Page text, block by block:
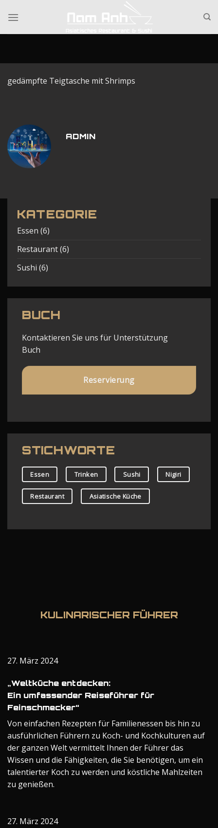
gedämpfte Teigtasche mit Shrimps
ADMIN
KATEGORIE
Essen (6)
Restaurant(6)
Sushi (6)
BUCH
Kontaktieren Sie uns für Unterstützung
Buch
Reservierung
STICHWORTE
Essen Trinken Sushi Nigiri
Restaurant Asiatische Küche
KULINARISCHER FÜHRER
27. März 2024
„Weltküche entdecken:
Ein umfassender Reiseführer für
Feinschmecker“
Von einfachen Rezepten für Familienessen bis hin zu
ausführlichen Führern zu Koch- und Kochkulturen auf
der ganzen Welt vermittelt Ihnen der Führer das
Wissen und die Fähigkeiten, die Sie benötigen, um ein
talentierter Koch zu werden und köstliche Mahlzeiten
zu genießen.
27. März 2024